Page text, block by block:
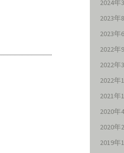
2024年
2023年
2023年
2022年
2022年
2022年
2021年
2020年
2020年
2019年